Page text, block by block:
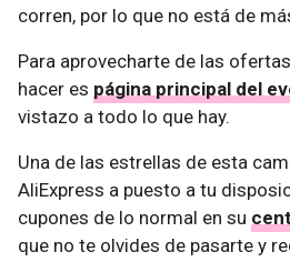
corren, por lo que no está de
Para aprovecharte de las
hacer es página principal del
vistazo a todo lo que hay.
Una de las estrellas de esta
AliExpress a puesto a tu
cupones de lo normal en su
que no te olvides de pasarte y